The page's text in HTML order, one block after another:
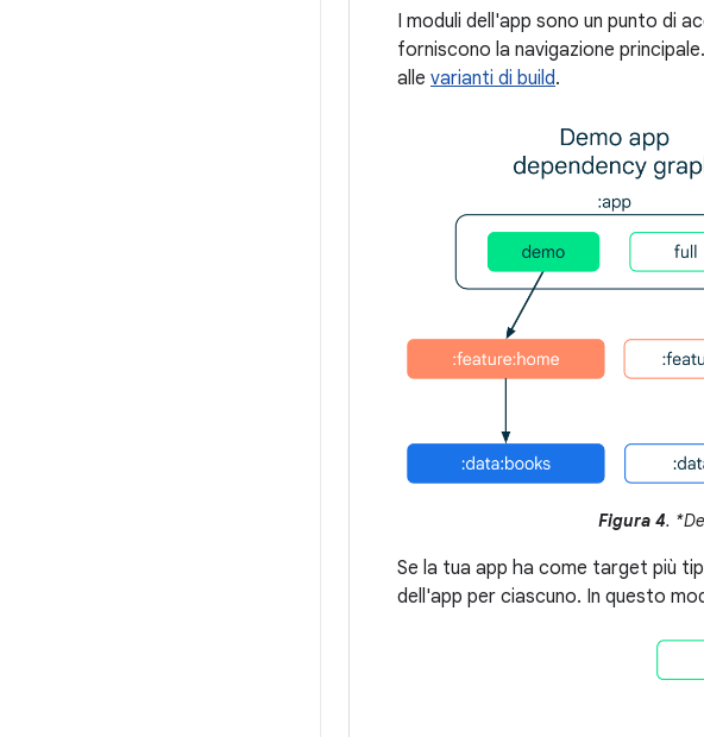
I moduli dell'app sono un punto di
forniscono la navigazione
alle varianti di build.
Figura 4.
Se la tua app ha come target più
dell'app per ciascuno. In questo